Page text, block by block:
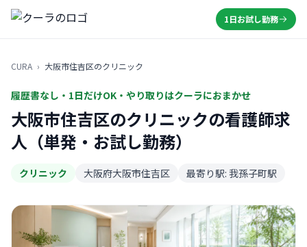
1日お試し勤務
CURA › 大阪市住吉区のクリニック
履歴書なし・1日だけOK・やり取りはクーラにおまかせ
大阪市住吉区のクリニックの看護師求
人（単発・お試し勤務）
クリニック 大阪府大阪市住吉区 最寄り駅: 我孫子町駅